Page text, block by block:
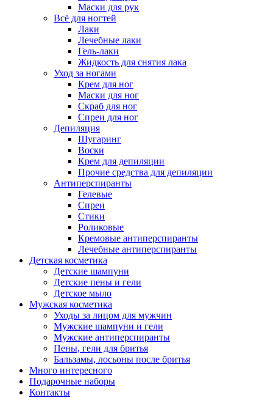
Маски для рук
Всё для ногтей
Лаки
Лечебные лаки
Гель-лаки
Жидкость для снятия лака
Уход за ногами
Крем для ног
Маски для ног
Скраб для ног
Спреи для ног
Депиляция
Шугаринг
Воски
Крем для депиляции
Прочие средства для депиляции
Антиперспиранты
Гелевые
Спреи
Стики
Роликовые
Кремовые антиперспиранты
Лечебные антиперспиранты
Детская косметика
Детские шампуни
Детские пены и гели
Детское мыло
Мужская косметика
Уходы за лицом для мужчин
Мужские шампуни и гели
Мужские антиперспиранты
Пены, гели для бритья
Бальзамы, лосьоны после бритья
Много интересного
Подарочные наборы
Контакты